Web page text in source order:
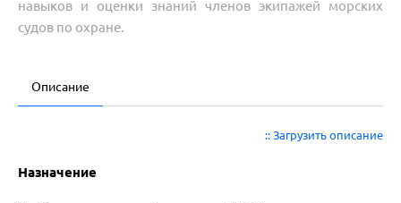
навыков и оценки знаний членов экипажей морских
судов по охране.
Описание
:: Загрузить описание
Назначение